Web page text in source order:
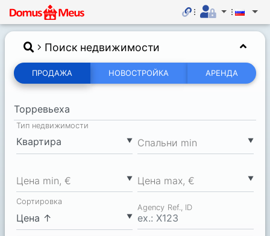
Поиск недвижимости
ПРОДАЖА НОВОСТРОЙКА АРЕНДА
▼
Тип недвижимости
▼
Спальни min
▼
Цена min, € ▼
Цена max, €
▼
Сортировка
Agency Ref., ID